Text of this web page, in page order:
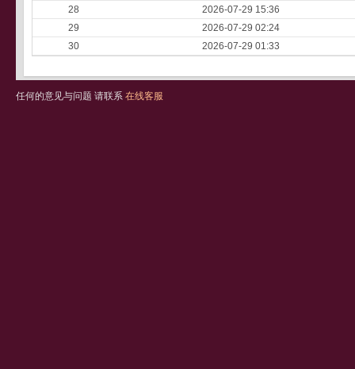
28
2026-07-29 15:36
29
2026-07-29 02:24
30
2026-07-29 01:33
任何的意见与问题 请联系 在线客服